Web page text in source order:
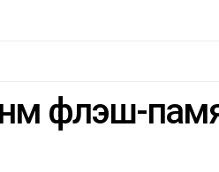
флэш-